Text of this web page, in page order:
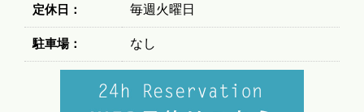
定休日： 毎週火曜日
駐車場： なし